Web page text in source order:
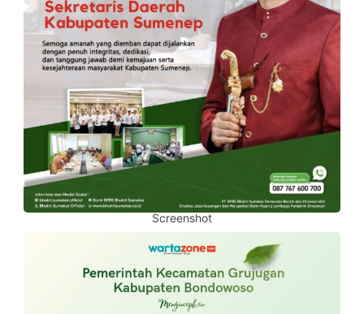
Screenshot